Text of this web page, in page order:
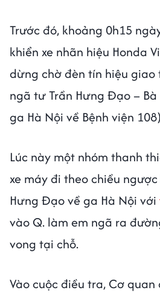
Trước đó, khoảng 0h15
khiển xe nhãn hiệu Honda
dừng chờ đèn tín hiệu giao
ngã tư Trần Hưng Đạo –
ga Hà Nội về Bệnh viện
Lúc này một nhóm thanh
xe máy đi theo chiều
Hưng Đạo về ga Hà Nội với
vào Q. làm em ngã ra
vong tại chỗ.
Vào cuộc điều tra, Cơ quan